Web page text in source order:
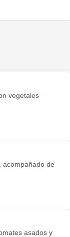
vegetales
acompañado de
asados y